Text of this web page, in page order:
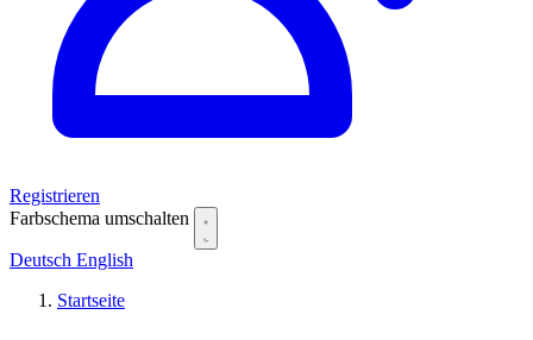
Registrieren
Farbschema umschalten
Deutsch English
Startseite